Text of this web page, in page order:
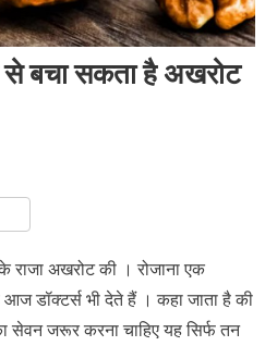
से बचा सकता है अखरोट
अखरोट की । रोजाना एक
डॉक्टर्स भी देते हैं । कहा जाता है की
सेवन जरूर करना चाहिए यह सिर्फ तन